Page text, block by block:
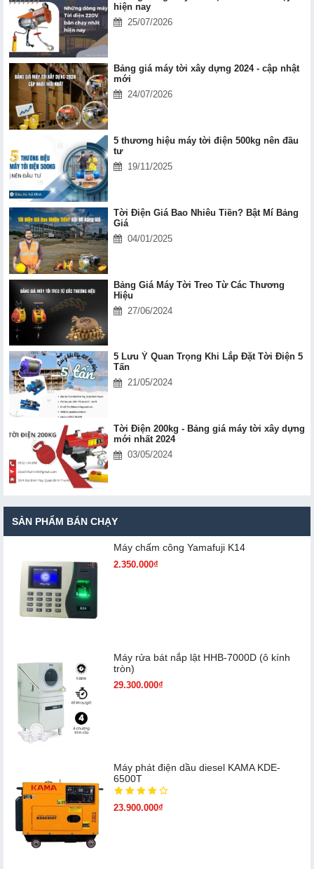
hiện nay
25/07/2026
Bảng giá máy tời xây dựng 2024 - cập nhật
mới
24/07/2026
5 thương hiệu máy tời điện 500kg nên đầu
tư
19/11/2025
Tời Điện Giá Bao Nhiêu Tiền? Bật Mí Bảng
Giá
04/01/2025
Bảng Giá Máy Tời Treo Từ Các Thương
Hiệu
27/06/2024
5 Lưu Ý Quan Trọng Khi Lắp Đặt Tời Điện 5
Tấn
21/05/2024
Tời Điện 200kg - Bảng giá máy tời xây dựng
mới nhất 2024
03/05/2024
SẢN PHẨM BÁN CHẠY
Máy chấm cô​ng Yamafuji K14
2.350.000₫
Máy rửa bát nắp lật HHB-7000D (ô kính
tròn)
29.300.000₫
Máy phát điện dầu diesel KAMA KDE-
6500T
23.900.000₫